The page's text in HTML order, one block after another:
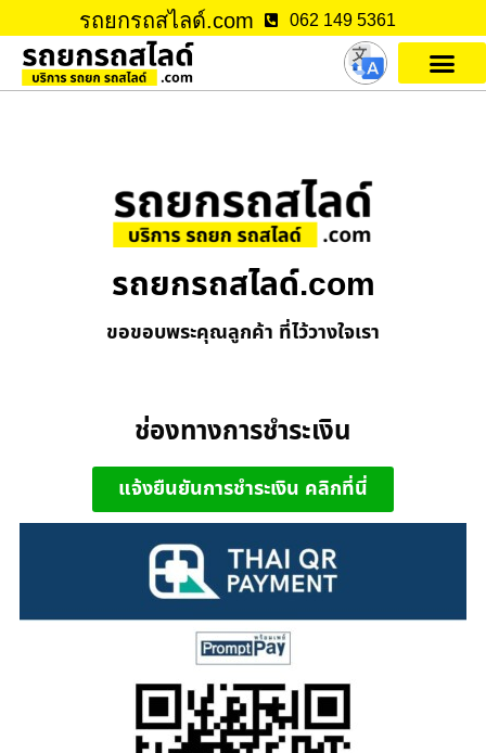
รถยกรถสไลด์.com 062 149 5361
รถยกรถสไลด์.com
ขอขอบพระคุณลูกค้า ที่ไว้วางใจเรา
ช่องทางการชำระเงิน
แจ้งยืนยันการชำระเงิน คลิกที่นี่